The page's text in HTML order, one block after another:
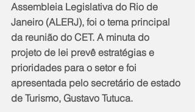
Assembleia Legislativa do Rio de
Janeiro (ALERJ), foi o tema principal
da reunião do CET. A minuta do
projeto de lei prevê estratégias e
prioridades para o setor e foi
apresentada pelo secretário de estado
de Turismo, Gustavo Tutuca.